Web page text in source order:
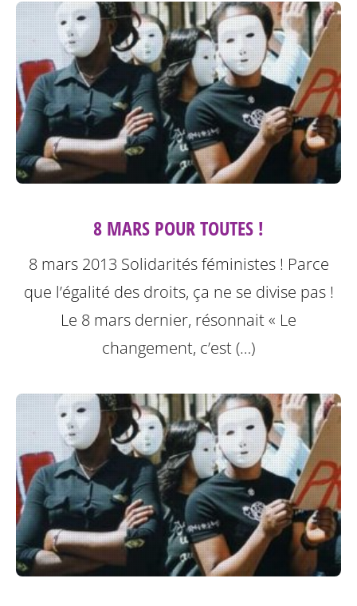
8 MARS POUR TOUTES !
8 mars 2013 Solidarités féministes ! Parce
que l’égalité des droits, ça ne se divise pas !
Le 8 mars dernier, résonnait « Le
changement, c’est (…)